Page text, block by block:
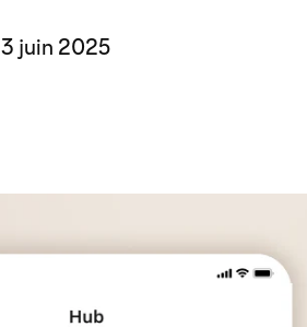
3 juin 2025